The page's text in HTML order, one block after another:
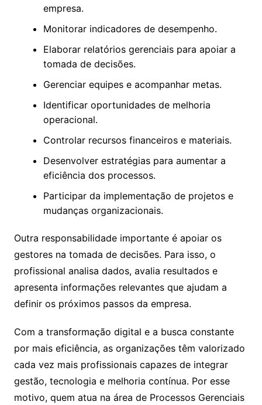
empresa.
Monitorar indicadores de desempenho.
Elaborar relatórios gerenciais para apoiar a
tomada de decisões.
Gerenciar equipes e acompanhar metas.
Identificar oportunidades de melhoria
operacional.
Controlar recursos financeiros e materiais.
Desenvolver estratégias para aumentar a
eficiência dos processos.
Participar da implementação de projetos e
mudanças organizacionais.
Outra responsabilidade importante é apoiar os
gestores na tomada de decisões. Para isso, o
profissional analisa dados, avalia resultados e
apresenta informações relevantes que ajudam a
definir os próximos passos da empresa.
Com a transformação digital e a busca constante
por mais eficiência, as organizações têm valorizado
cada vez mais profissionais capazes de integrar
gestão, tecnologia e melhoria contínua. Por esse
motivo, quem atua na área de Processos Gerenciais